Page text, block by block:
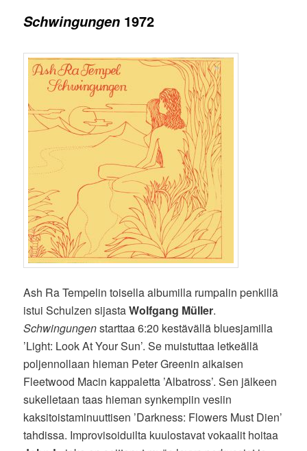
Schwingungen 1972
Ash Ra Tempelin toisella albumilla rumpalin penkillä
istui Schulzen sijastaWolfgang Müller.
Schwingungenstarttaa 6:20 kestävällä bluesjamilla
’Light: Look At Your Sun’. Se muistuttaa letkeällä
poljennollaan hieman Peter Greenin aikaisen
Fleetwood Macin kappaletta ’Albatross’. Sen jälkeen
sukelletaan taas hieman synkempiin vesiin
kaksitoistaminuuttisen ’Darkness: Flowers Must Dien’
tahdissa. Improvisoiduilta kuulostavat vokaalit hoitaa